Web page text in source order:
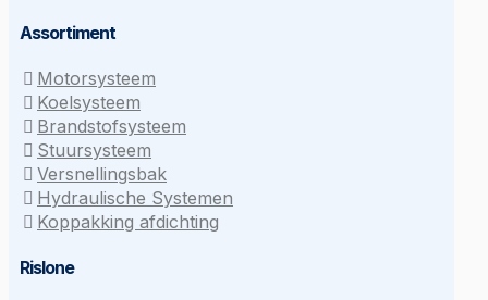
Assortiment
Motorsysteem
Koelsysteem
Brandstofsysteem
Stuursysteem
Versnellingsbak
Hydraulische Systemen
Koppakking afdichting
Rislone